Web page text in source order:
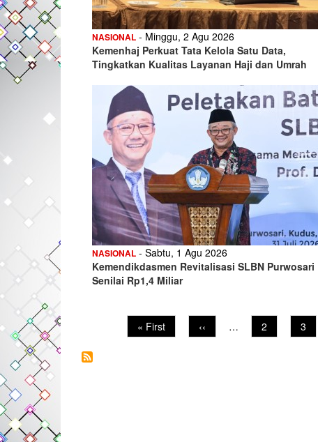
NASIONAL - Minggu, 2 Agu 2026
Kemenhaj Perkuat Tata Kelola Satu Data,
Tingkatkan Kualitas Layanan Haji dan Umrah
NASIONAL - Sabtu, 1 Agu 2026
Kemendikdasmen Revitalisasi SLBN Purwosari
Senilai Rp1,4 Miliar
First
page
« First
Previous
page
‹‹ … Page
2 Page
3